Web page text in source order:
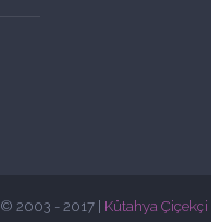
© 2003 - 2017 | Kütahya Çiçekçi